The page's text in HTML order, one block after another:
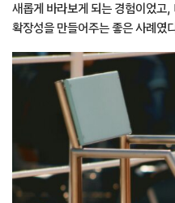
새롭게 바라보게 되는 경험이었고,
확장성을 만들어주는 좋은 사례였